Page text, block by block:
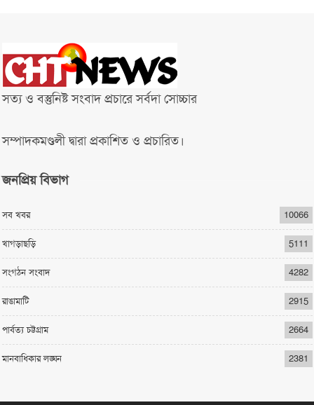
সত্য ও বস্তুনিষ্ট সংবাদ প্রচারে সর্বদা সোচ্চার
সম্পাদকমণ্ডলী দ্বারা প্রকাশিত ও প্রচারিত।
জনপ্রিয় বিভাগ
সব খবর 10066
খাগড়াছড়ি 5111
সংগঠন সংবাদ 4282
রাঙামাটি 2915
পার্বত্য চট্টগ্রাম 2664
মানবাধিকার লঙ্ঘন 2381